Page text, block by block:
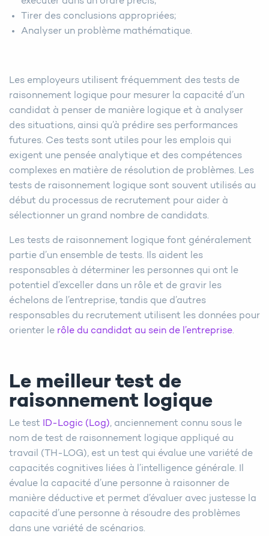
Tirer des conclusions appropriées;
Analyser un problème mathématique.
Les employeurs utilisent fréquemment des tests de
raisonnement logique pour mesurer la capacité d’un
candidat à penser de manière logique et à analyser
des situations, ainsi qu’à prédire ses performances
futures. Ces tests sont utiles pour les emplois qui
exigent une pensée analytique et des compétences
complexes en matière de résolution de problèmes. Les
tests de raisonnement logique sont souvent utilisés au
début du processus de recrutement pour aider à
sélectionner un grand nombre de candidats.
Les tests de raisonnement logique font généralement
partie d’un ensemble de tests. Ils aident les
responsables à déterminer les personnes qui ont le
potentiel d’exceller dans un rôle et de gravir les
échelons de l’entreprise, tandis que d’autres
responsables du recrutement utilisent les données pour
orienter le rôle du candidat au sein de l’entreprise.
Le meilleur test de
raisonnement logique
Le test ID-Logic (Log), anciennement connu sous le
nom de test de raisonnement logique appliqué au
travail (TH-LOG), est un test qui évalue une variété de
capacités cognitives liées à l’intelligence générale. Il
évalue la capacité d’une personne à raisonner de
manière déductive et permet d’évaluer avec justesse la
capacité d’une personne à résoudre des problèmes
dans une variété de scénarios.